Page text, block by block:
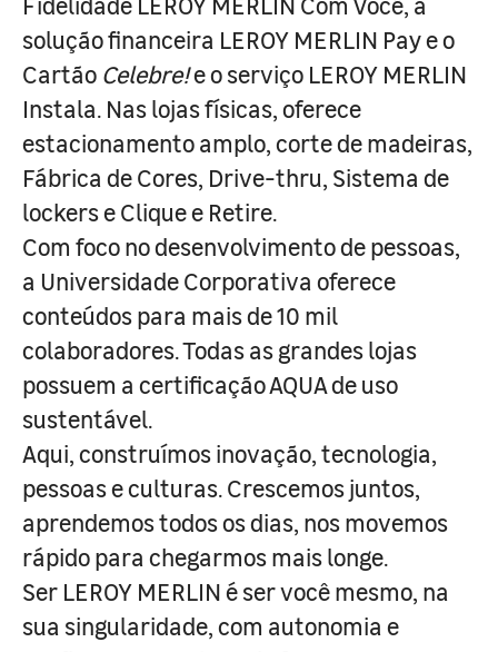
solução financeira LEROY MERLIN Pay e o
Cartão Celebre!e o serviço LEROY MERLIN
Instala. Nas lojas físicas, oferece
estacionamento amplo, corte de madeiras,
Fábrica de Cores, Drive-thru, Sistema de
lockers e Clique e Retire.
Com foco no desenvolvimento de pessoas,
a Universidade Corporativa oferece
conteúdos para mais de 10 mil
colaboradores. Todas as grandes lojas
possuem a certificação AQUA de uso
sustentável.
Aqui, construímos inovação, tecnologia,
pessoas e culturas. Crescemos juntos,
aprendemos todos os dias, nos movemos
rápido para chegarmos mais longe.
Ser LEROY MERLIN é ser você mesmo, na
sua singularidade, com autonomia e